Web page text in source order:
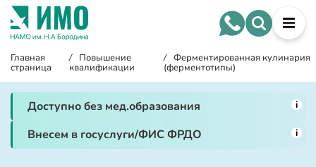
Главная
страница
/ Повышение
квалификации
/ Ферментированная кулинария
(ферментотипы)
Доступно без мед.образования i
Внесем в госуслуги/ФИС ФРДО i